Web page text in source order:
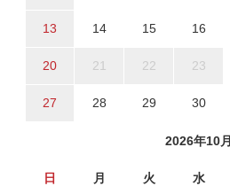
13 14 15 16
20 21 22 23
27 28 29 30
2026年10月
日 月 火 水